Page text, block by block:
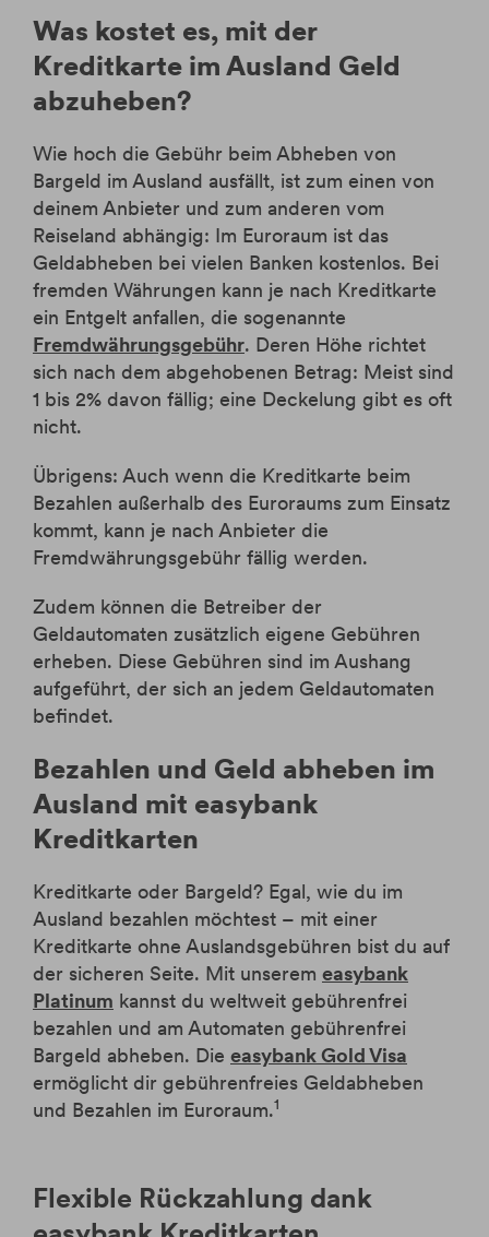
Was kostet es, mit der
Kreditkarte im Ausland Geld
abzuheben?
Wie hoch die Gebühr beim Abheben von
Bargeld im Ausland ausfällt, ist zum einen von
deinem Anbieter und zum anderen vom
Reiseland abhängig: Im Euroraum ist das
Geldabheben bei vielen Banken kostenlos. Bei
fremden Währungen kann je nach Kreditkarte
ein Entgelt anfallen, die sogenannte
Fremdwährungsgebühr. Deren Höhe richtet
sich nach dem abgehobenen Betrag: Meist sind
1 bis 2% davon fällig; eine Deckelung gibt es oft
nicht.
Übrigens: Auch wenn die Kreditkarte beim
Bezahlen außerhalb des Euroraums zum Einsatz
kommt, kann je nach Anbieter die
Fremdwährungsgebühr fällig werden.
Zudem können die Betreiber der
Geldautomaten zusätzlich eigene Gebühren
erheben. Diese Gebühren sind im Aushang
aufgeführt, der sich an jedem Geldautomaten
befindet.
Bezahlen und Geld abheben im
Ausland mit easybank
Kreditkarten
Kreditkarte oder Bargeld? Egal, wie du im
Ausland bezahlen möchtest – mit einer
Kreditkarte ohne Auslandsgebühren bist du auf
der sicheren Seite. Mit unserem easybank
Platinum kannst du weltweit gebührenfrei
bezahlen und am Automaten gebührenfrei
Bargeld abheben. Die easybank Gold Visa
ermöglicht dir gebührenfreies Geldabheben
und Bezahlen im Euroraum.1
Flexible Rückzahlung dank